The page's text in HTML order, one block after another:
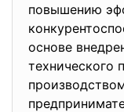
повышению
основе
технического